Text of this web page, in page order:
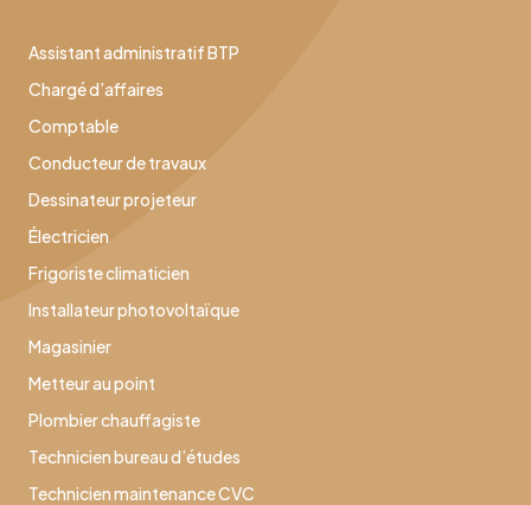
Assistant administratif BTP
Chargé d’affaires
Comptable
Conducteur de travaux
Dessinateur projeteur
Électricien
Frigoriste climaticien
Installateur photovoltaïque
Magasinier
Metteur au point
Plombier chauffagiste
Technicien bureau d’études
Technicien maintenance CVC